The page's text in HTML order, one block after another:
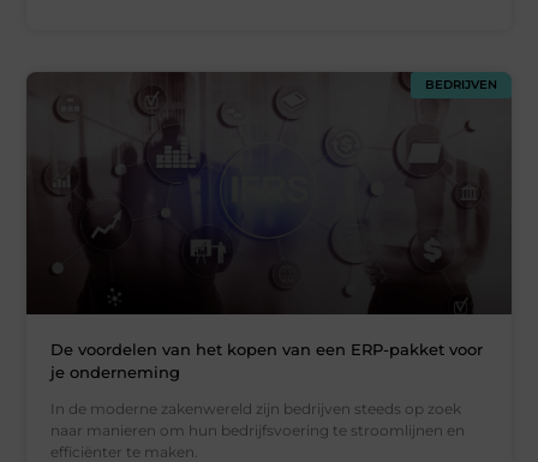
BEDRIJVEN
De voordelen van het kopen van een ERP-pakket voor
je onderneming
In de moderne zakenwereld zijn bedrijven steeds op zoek
naar manieren om hun bedrijfsvoering te stroomlijnen en
efficiënter te maken.